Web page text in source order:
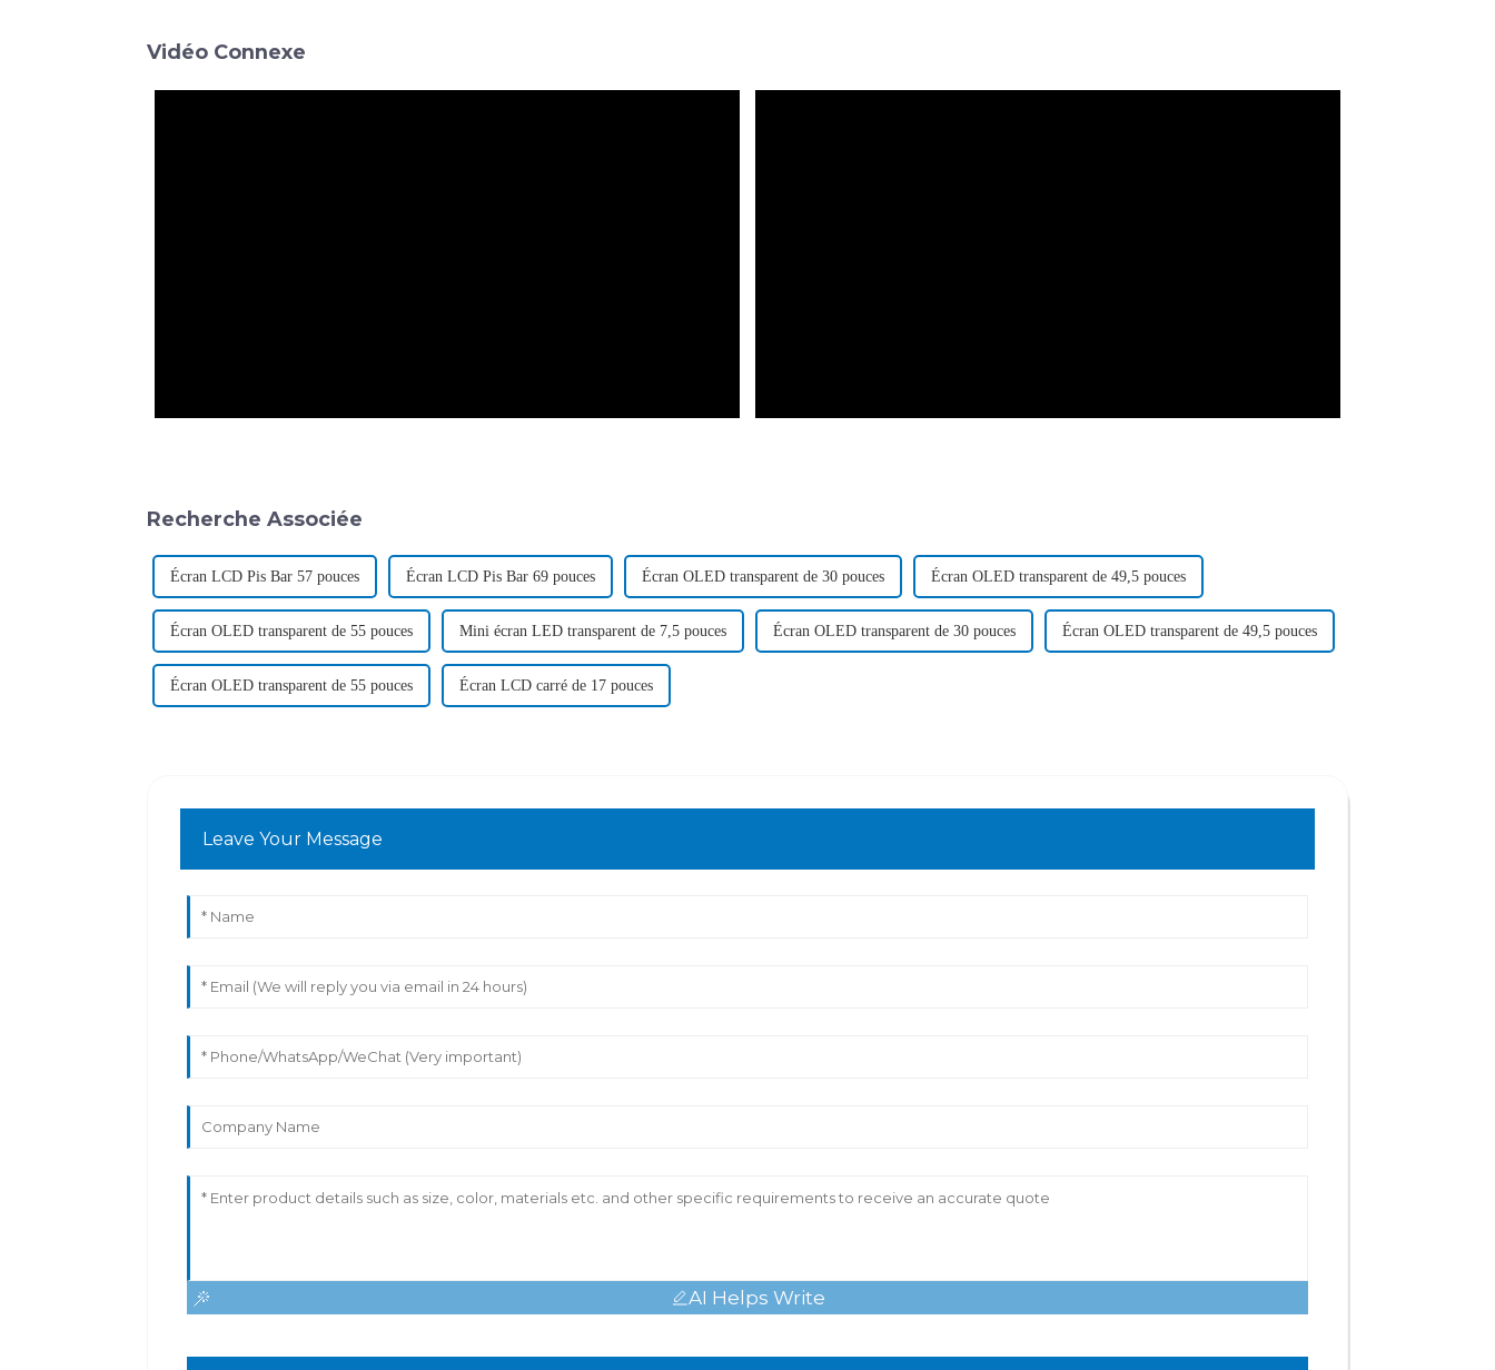
Vidéo Connexe
Recherche Associée
Écran LCD Pis Bar 57 pouces Écran LCD Pis Bar 69 pouces Écran OLED transparent de 30 pouces Écran OLED transparent de 49,5 pouces
Écran OLED transparent de 55 pouces Mini écran LED transparent de 7,5 pouces Écran OLED transparent de 30 pouces Écran OLED transparent de 49,5 pouces
Écran OLED transparent de 55 pouces Écran LCD carré de 17 pouces
Leave Your Message
AI Helps Write